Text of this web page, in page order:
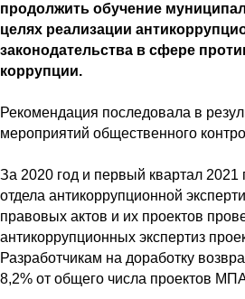
продолжить обучение
целях реализации
законодательства в сфере
коррупции.
Рекомендация последовала в
мероприятий общественного
За 2020 год и первый квартал 2021
отдела антикоррупционной
правовых актов и их проектов
антикоррупционных экспертиз
Разработчикам на доработку
8,2% от общего числа проектов